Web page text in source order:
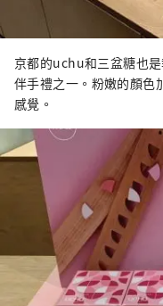
京都的uchu和三盆糖也
伴手禮之一。粉嫩的顏色
感覺。